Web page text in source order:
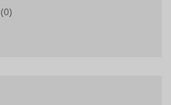
(0)